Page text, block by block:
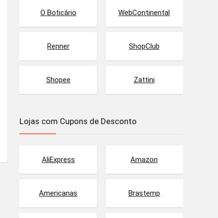
O Boticário WebContinental
Renner ShopClub
Shopee Zattini
Lojas com Cupons de Desconto
AliExpress Amazon
Americanas Brastemp